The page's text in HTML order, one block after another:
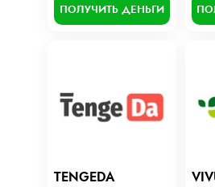
ПОЛУЧИТЬ ДЕНЬГИ
TENGEDA